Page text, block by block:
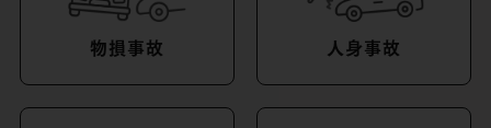
物損事故 人身事故